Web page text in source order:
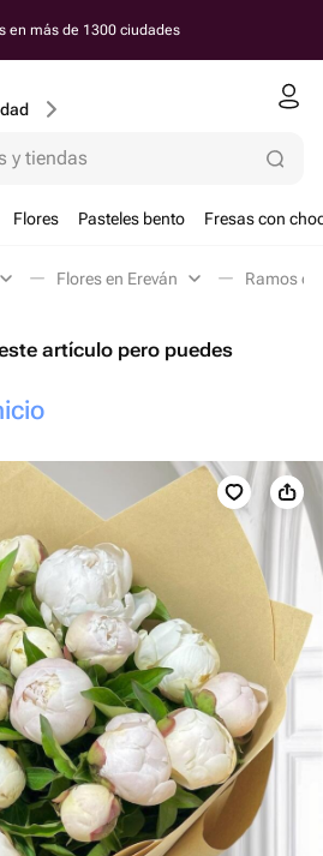
en más de 1300 ciudades
y tiendas
Flores Pasteles bento Fresas con
Flores en Ereván Ramos
artículo pero puedes